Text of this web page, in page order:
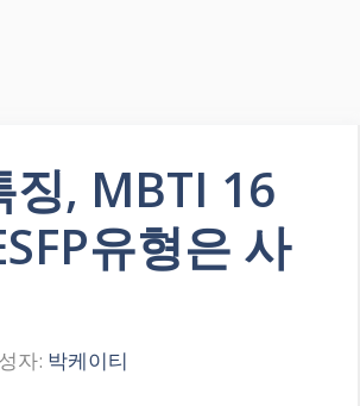
징, MBTI 16
유형은 사
자: 박케이티